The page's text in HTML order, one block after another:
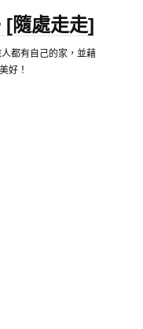
隨處走走]
都有自己的家，並藉
好！